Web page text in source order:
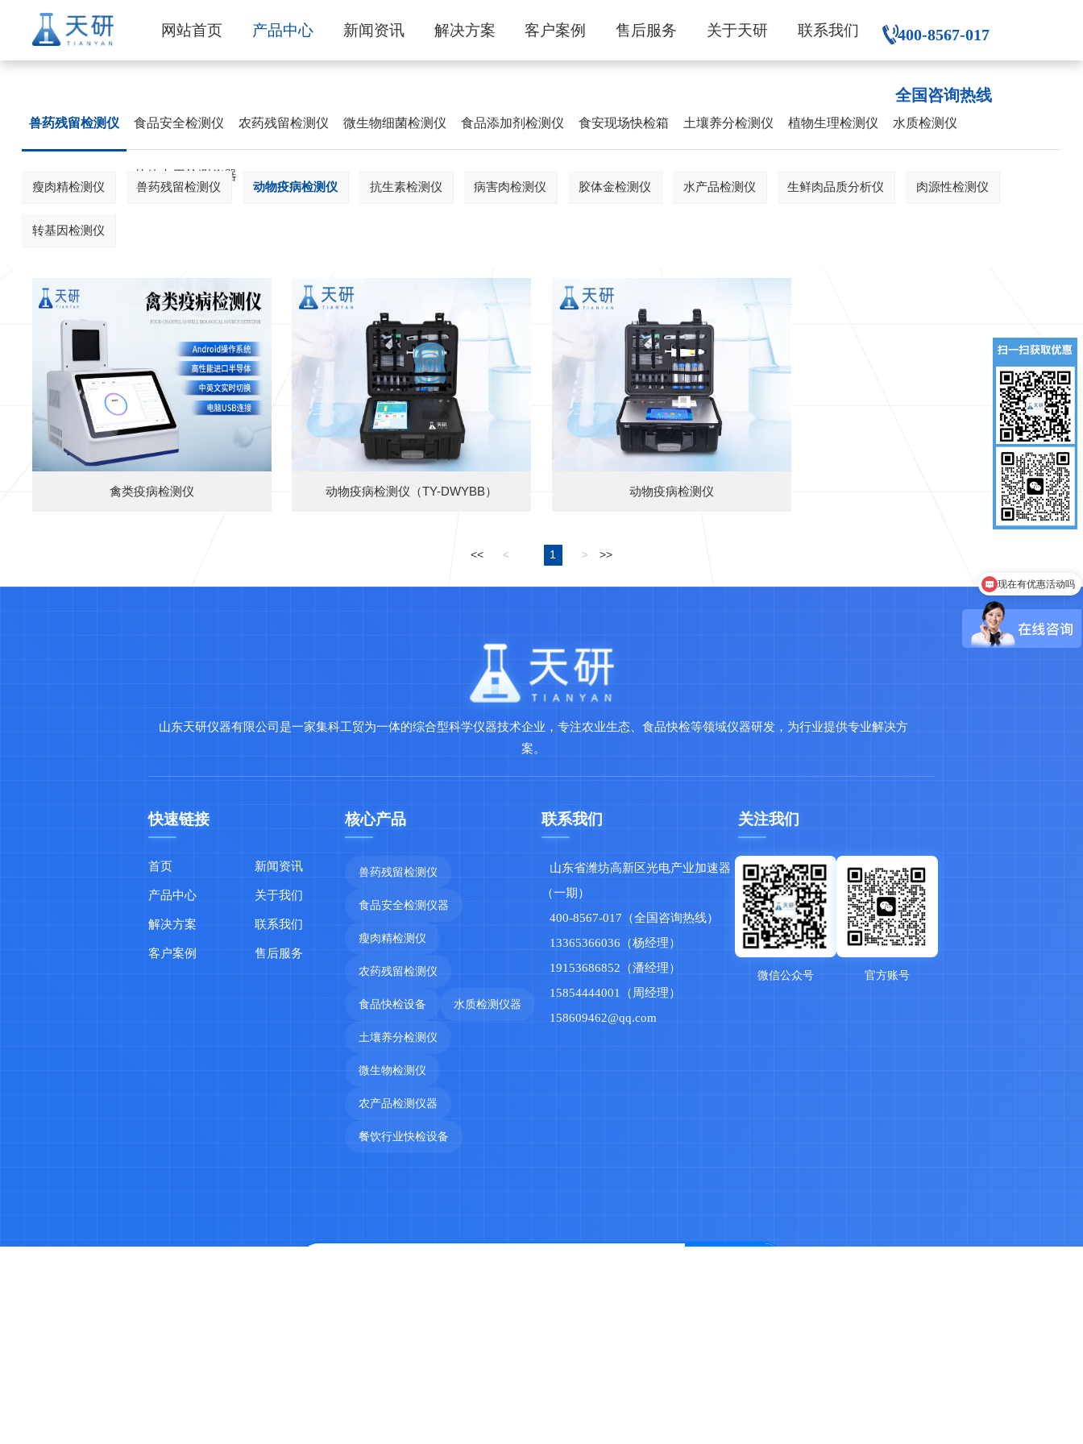
网站首页 产品中心 新闻资讯 解决方案 客户案例 售后服务 关于天研 联系我们 400-8567-017
全国咨询热线
兽药残留检测仪 食品安全检测仪 农药残留检测仪 微生物细菌检测仪 食品添加剂检测仪 食安现场快检箱 土壤养分检测仪 植物生理检测仪 水质检测仪
其他专用检测仪器
瘦肉精检测仪
兽药残留检测仪 动物疫病检测仪 抗生素检测仪 病害肉检测仪 胶体金检测仪 水产品检测仪 生鲜肉品质分析仪 肉源性检测仪
转基因检测仪
禽类疫病检测仪 动物疫病检测仪（TY-DWYBB） 动物疫病检测仪
<< < 1 > >>
山东天研仪器有限公司是一家集科工贸为一体的综合型科学仪器技术企业，专注农业生态、食品快检等领域仪器研发，为行业提供专业解决方
案。
快速链接
首页
产品中心
解决方案
客户案例
新闻资讯
关于我们
联系我们
售后服务
核心产品
兽药残留检测仪
食品安全检测仪器
瘦肉精检测仪
农药残留检测仪
食品快检设备 水质检测仪器
土壤养分检测仪
微生物检测仪
农产品检测仪器
餐饮行业快检设备
联系我们
山东省潍坊高新区光电产业加速器
（一期）
400-8567-017（全国咨询热线）
13365366036（杨经理）
19153686852（潘经理）
15854444001（周经理）
158609462@qq.com
关注我们
微信公众号 官方账号
现在有优惠活动吗